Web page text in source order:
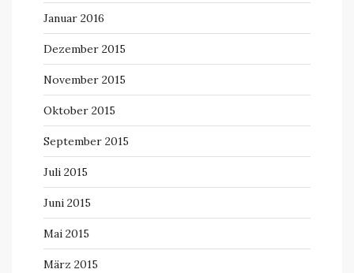
Januar 2016
Dezember 2015
November 2015
Oktober 2015
September 2015
Juli 2015
Juni 2015
Mai 2015
März 2015